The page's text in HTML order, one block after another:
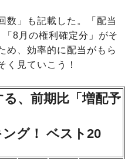
」も記載した。「配当
8月の権利確定分」がそ
め、効率的に配当がもら
く見ていこう！
、前期比「増配予
グ！ ベスト20